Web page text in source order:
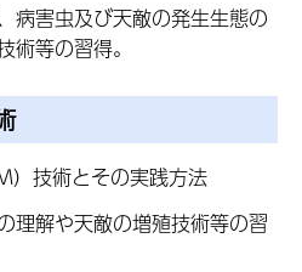
病害虫及び天敵の発生生態の
術等の習得。
）技術とその実践方法
理解や天敵の増殖技術等の習